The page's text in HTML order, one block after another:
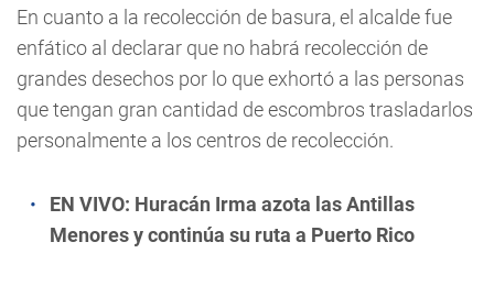
En cuanto a la recolección de basura, el alcalde fue
enfático al declarar que no habrá recolección de
grandes desechos por lo que exhortó a las personas
que tengan gran cantidad de escombros trasladarlos
personalmente a los centros de recolección.
EN VIVO: Huracán Irma azota las Antillas
Menores y continúa su ruta a Puerto Rico